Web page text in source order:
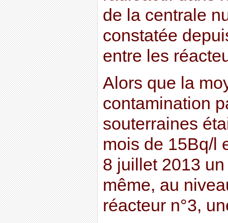
de la centrale
constatée
entre les
Alors que la
contamination
souterraines
mois de 15Bq/l
8 juillet 2013
même, au
réacteur n°3,